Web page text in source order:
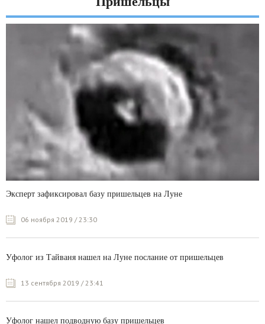
Эксперт зафиксировал базу пришельцев на Луне
06 ноября 2019 / 23:30
Уфолог из Тайваня нашел на Луне послание от пришельцев
13 сентября 2019 / 23:41
Уфолог нашел подводную базу пришельцев